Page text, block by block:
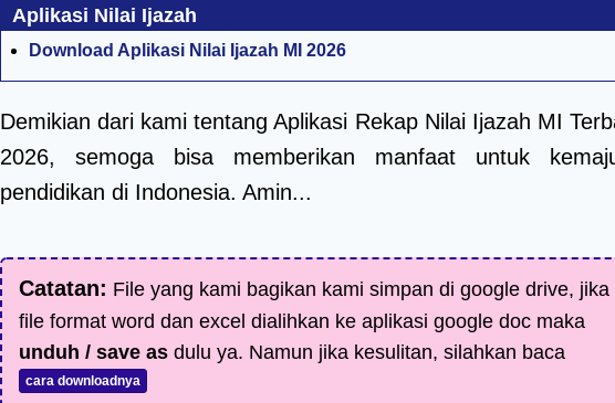
Aplikasi Nilai Ijazah
Download Aplikasi Nilai Ijazah MI 2026
Demikian dari kami tentang Aplikasi Rekap Nilai Ijazah MI
2026, semoga bisa memberikan manfaat untuk
pendidikan di Indonesia. Amin...
Catatan: File yang kami bagikan kami simpan di google drive, jika
file format word dan excel dialihkan ke aplikasi google doc maka
unduh / save as dulu ya. Namun jika kesulitan, silahkan baca
cara downloadnya